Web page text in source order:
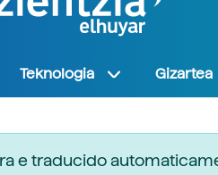
Teknologia Gizartea
e traducido